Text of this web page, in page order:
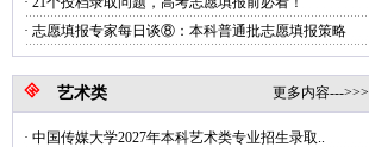
· 志愿填报专家每日谈⑧：本科普通批志愿填报策略
艺术类 更多内容--->>>
· 中国传媒大学2027年本科艺术类专业招生录取..